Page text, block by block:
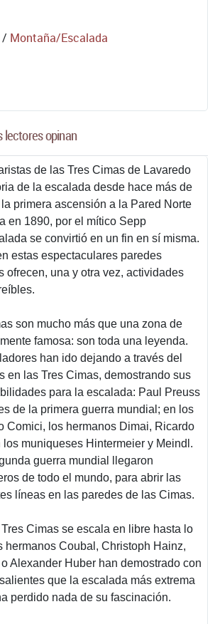
/ Montaña/Escalada
lectores opinan
de las Tres Cimas de Lavaredo
de la escalada desde hace más de
primera ascensión a la Pared Norte
en 1890, por el mítico Sepp
se convirtió en un fin en sí misma.
estas espectaculares paredes
ofrecen, una y otra vez, actividades
son mucho más que una zona de
famosa: son toda una leyenda.
han ido dejando a través del
en las Tres Cimas, demostrando sus
para la escalada: Paul Preuss
de la primera guerra mundial; en los
Comici, los hermanos Dimai, Ricardo
muniqueses Hintermeier y Meindl.
guerra mundial llegaron
de todo el mundo, para abrir las
líneas en las paredes de las Cimas.
Cimas se escala en libre hasta lo
hermanos Coubal, Christoph Hainz,
o Alexander Huber han demostrado con
que la escalada más extrema
perdido nada de su fascinación.